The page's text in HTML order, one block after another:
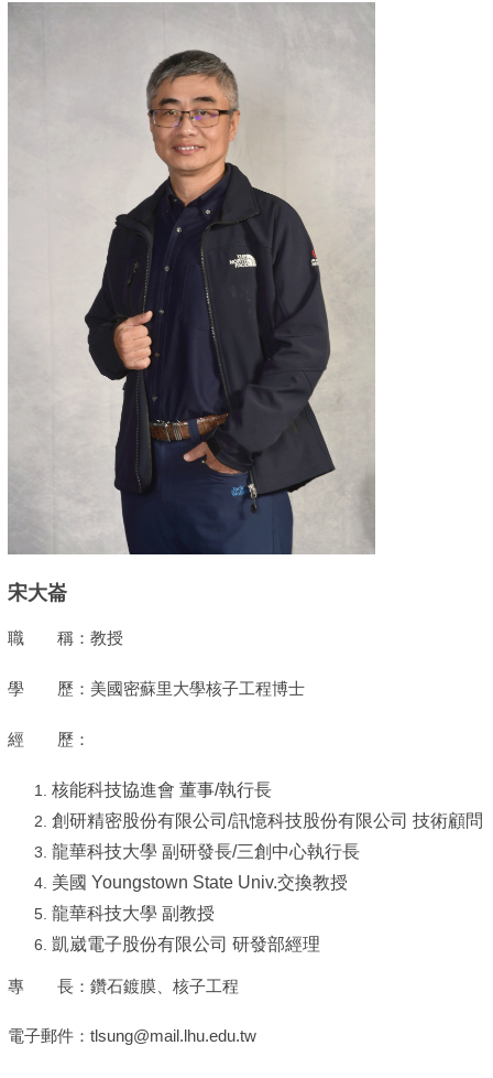
宋大崙
職 稱：教授
學 歷：美國密蘇里大學核子工程博士
經 歷：
核能科技協進會 董事/執行長
創研精密股份有限公司/訊憶科技股份有限公司 技術顧問
龍華科技大學 副研發長/三創中心執行長
美國 Youngstown State Univ.交換教授
龍華科技大學 副教授
凱崴電子股份有限公司 研發部經理
專 長：鑽石鍍膜、核子工程
電子郵件：tlsung@mail.lhu.edu.tw